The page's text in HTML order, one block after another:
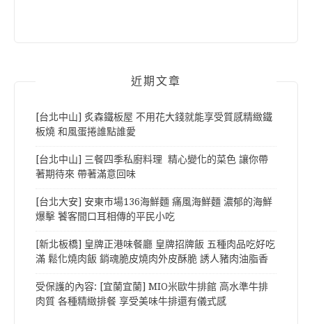
近期文章
[台北中山] 炙森鐵板屋 不用花大錢就能享受質感精緻鐵
板燒 和風蛋捲誰點誰愛
[台北中山] 三餐四季私廚料理 精心變化的菜色 讓你帶
著期待來 帶著滿意回味
[台北大安] 安東市場136海鮮麵 痛風海鮮麵 濃郁的海鮮
爆擊 饕客間口耳相傳的平民小吃
[新北板橋] 皇牌正港味餐廳 皇牌招牌飯 五種肉品吃好吃
滿 鬆化燒肉飯 銷魂脆皮燒肉外皮酥脆 誘人豬肉油脂香
受保護的內容: [宜蘭宜蘭] MIO米歐牛排館 高水準牛排
肉質 各種精緻排餐 享受美味牛排還有儀式感